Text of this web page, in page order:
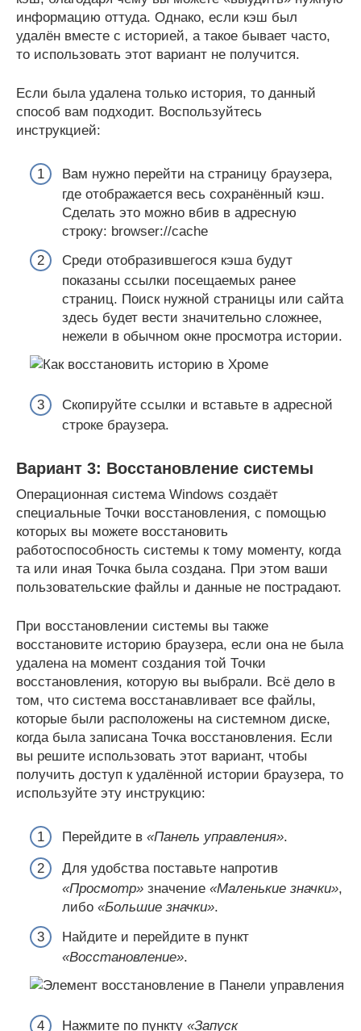
информацию оттуда. Однако, если кэш был
удалён вместе с историей, а такое бывает часто,
то использовать этот вариант не получится.
Если была удалена только история, то данный
способ вам подходит. Воспользуйтесь
инструкцией:
Вам нужно перейти на страницу браузера,
где отображается весь сохранённый кэш.
Сделать это можно вбив в адресную
строку: browser://cache
Среди отобразившегося кэша будут
показаны ссылки посещаемых ранее
страниц. Поиск нужной страницы или сайта
здесь будет вести значительно сложнее,
нежели в обычном окне просмотра истории.
Скопируйте ссылки и вставьте в адресной
строке браузера.
Вариант 3: Восстановление системы
Операционная система Windows создаёт
специальные Точки восстановления, с помощью
которых вы можете восстановить
работоспособность системы к тому моменту, когда
та или иная Точка была создана. При этом ваши
пользовательские файлы и данные не пострадают.
При восстановлении системы вы также
восстановите историю браузера, если она не была
удалена на момент создания той Точки
восстановления, которую вы выбрали. Всё дело в
том, что система восстанавливает все файлы,
которые были расположены на системном диске,
когда была записана Точка восстановления. Если
вы решите использовать этот вариант, чтобы
получить доступ к удалённой истории браузера, то
используйте эту инструкцию:
Перейдите в «Панель управления».
Для удобства поставьте напротив
«Просмотр» значение «Маленькие значки»,
либо «Большие значки».
Найдите и перейдите в пункт
«Восстановление».
Нажмите по пункту «Запуск